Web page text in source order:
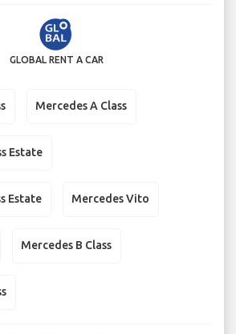
GLOBAL RENT A CAR
Mercedes A Class
Estate
Estate Mercedes Vito
Mercedes B Class